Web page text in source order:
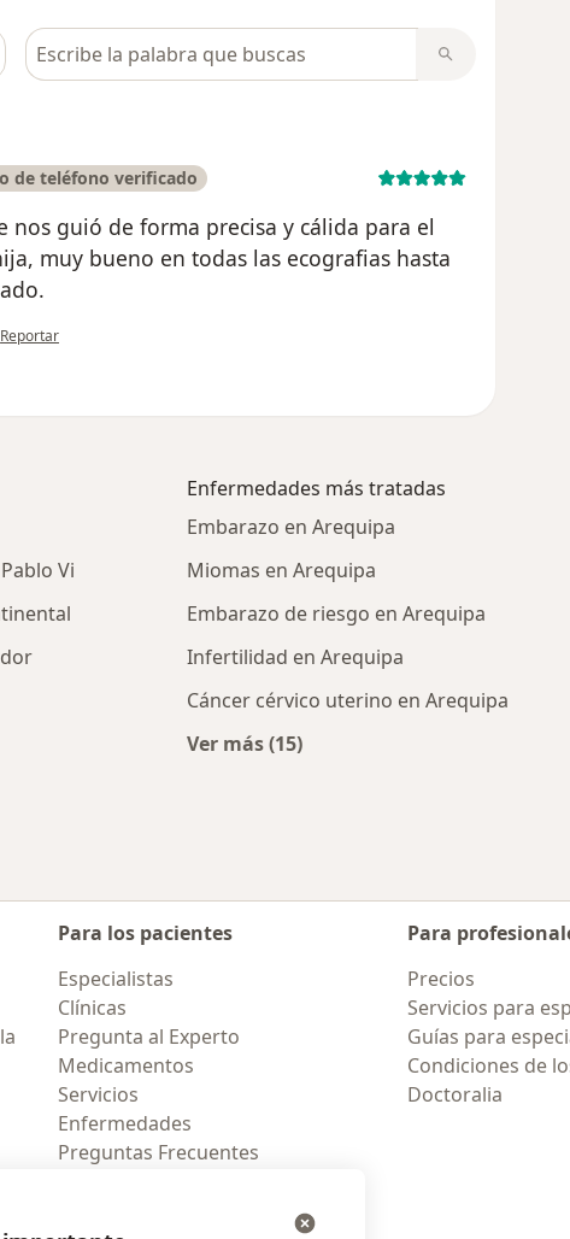
Busca en opiniones
de teléfono verificado
nos guió de forma precisa y cálida para el
muy bueno en todas las ecografias hasta
en opinión del usuario Claudia Arenas
Reportar
Vi
Enfermedades más tratadas
Embarazo en Arequipa
Miomas en Arequipa
Embarazo de riesgo en Arequipa
Infertilidad en Arequipa
Cáncer cérvico uterino en Arequipa
Ver más (15)
Para los pacientes
Especialistas
Clínicas
Pregunta al Experto
Medicamentos
Servicios
Enfermedades
Preguntas Frecuentes
Para
Precios
Servicios para
Guías para
Condiciones de
Doctoralia